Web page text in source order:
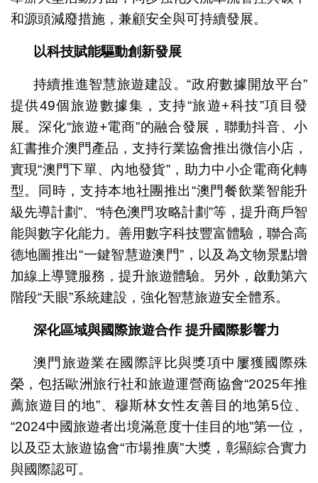
和源頭減廢措施，兼顧安全與可持續發展。
以科技賦能驅動創新發展
持續推進智慧旅遊建設。“政府數據開放平台”
提供49個旅遊數據集，支持“旅遊+科技”項目發
展。深化“旅遊+電商”的融合發展，聯動抖音、小
紅書推介澳門產品，支持行業協會推出微信小店，
實現“澳門下單、內地發貨”，助力中小企電商化轉
型。同時，支持本地社團推出“澳門餐飲業智能升
級先導計劃”、“特色澳門攻略計劃”等，提升商戶智
能與數字化能力。善用數字科技豐富體驗，聯合高
德地圖推出“一鍵智慧遊澳門”，以及為文物景點增
加線上導覽服務，提升旅遊體驗。另外，啟動第六
階段“天眼”系統建設，強化智慧旅遊安全體系。
深化區域與國際旅遊合作 提升國際影響力
澳門旅遊業在國際評比與獎項中屢獲國際殊
榮，包括歐洲旅行社和旅遊運營商協會“2025年推
薦旅遊目的地”、穆斯林女性友善目的地第5位、
“2024中國旅遊者出境滿意度十佳目的地”第一位，
以及亞太旅遊協會“市場推廣”大獎，彰顯綜合實力
與國際認可。